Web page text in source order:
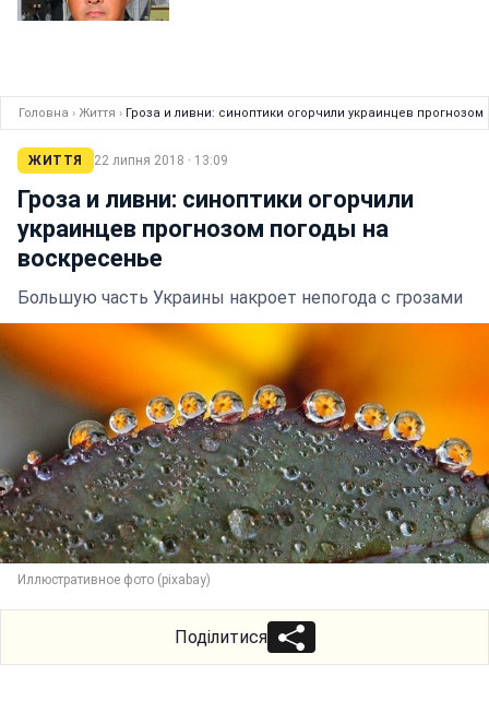
Головна › Життя › Гроза и ливни: синоптики огорчили украинцев
ЖИТТЯ 22 липня 2018 · 13:09
Гроза и ливни: синоптики огорчили
украинцев прогнозом погоды на
воскресенье
Большую часть Украины накроет непогода с грозами
Иллюстративное фото (pixabay)
Поділитися